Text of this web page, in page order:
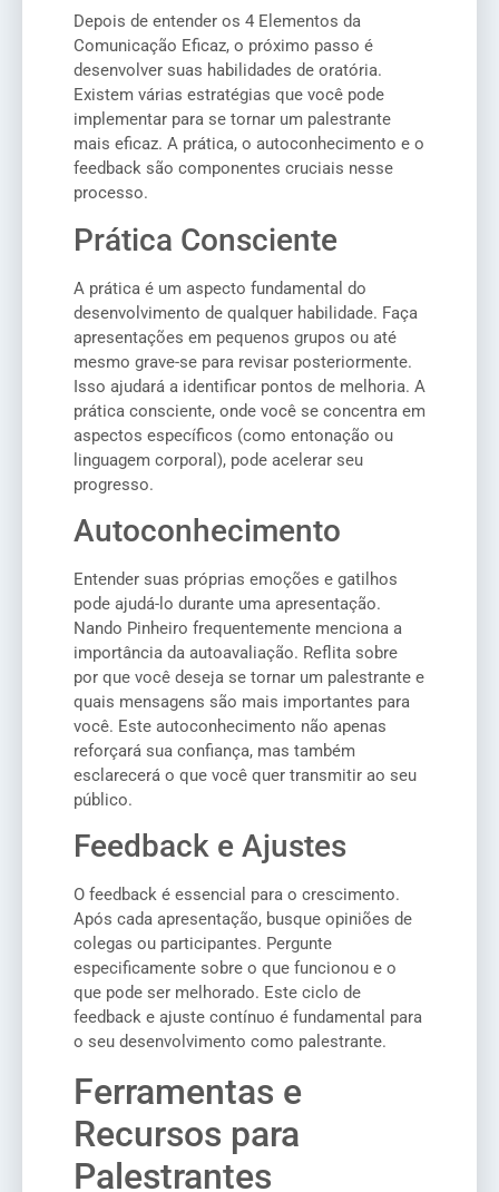
Depois de entender os 4 Elementos da
Comunicação Eficaz, o próximo passo é
desenvolver suas habilidades de oratória.
Existem várias estratégias que você pode
implementar para se tornar um palestrante
mais eficaz. A prática, o autoconhecimento e o
feedback são componentes cruciais nesse
processo.
Prática Consciente
A prática é um aspecto fundamental do
desenvolvimento de qualquer habilidade. Faça
apresentações em pequenos grupos ou até
mesmo grave-se para revisar posteriormente.
Isso ajudará a identificar pontos de melhoria. A
prática consciente, onde você se concentra em
aspectos específicos (como entonação ou
linguagem corporal), pode acelerar seu
progresso.
Autoconhecimento
Entender suas próprias emoções e gatilhos
pode ajudá-lo durante uma apresentação.
Nando Pinheiro frequentemente menciona a
importância da autoavaliação. Reflita sobre
por que você deseja se tornar um palestrante e
quais mensagens são mais importantes para
você. Este autoconhecimento não apenas
reforçará sua confiança, mas também
esclarecerá o que você quer transmitir ao seu
público.
Feedback e Ajustes
O feedback é essencial para o crescimento.
Após cada apresentação, busque opiniões de
colegas ou participantes. Pergunte
especificamente sobre o que funcionou e o
que pode ser melhorado. Este ciclo de
feedback e ajuste contínuo é fundamental para
o seu desenvolvimento como palestrante.
Ferramentas e
Recursos para
Palestrantes